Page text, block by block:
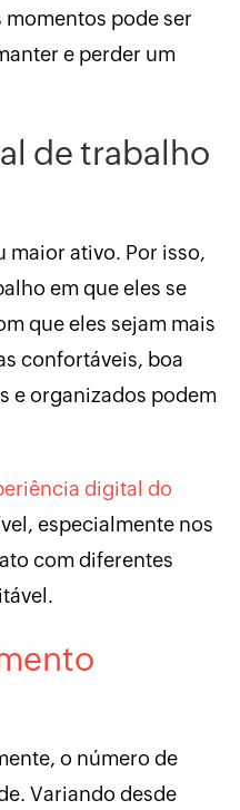
pode ser
e perder um
de trabalho
maior ativo. Por isso,
em que eles se
que eles sejam mais
confortáveis, boa
e organizados podem
digital do
especialmente nos
com diferentes
o número de
Variando desde